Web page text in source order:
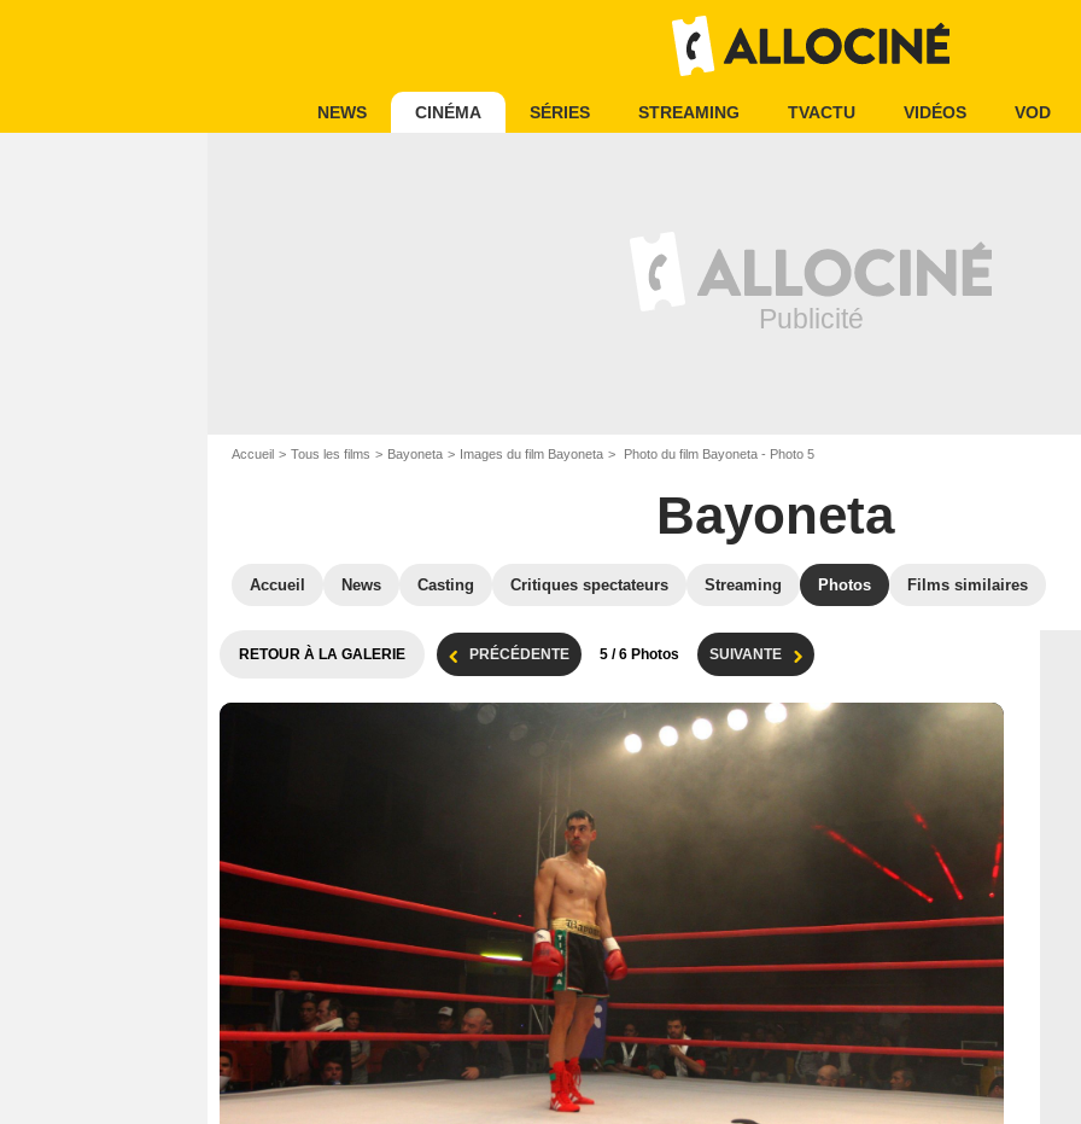
NEWS CINÉMA SÉRIES STREAMING TVACTU VIDÉOS VOD
Accueil Tous les films Bayoneta Images du film Bayoneta Photo du film Bayoneta - Photo 5
Bayoneta
Accueil News Casting Critiques spectateurs Streaming Photos Films similaires
RETOUR À LA GALERIE PRÉCÉDENTE 5 / 6 Photos SUIVANTE